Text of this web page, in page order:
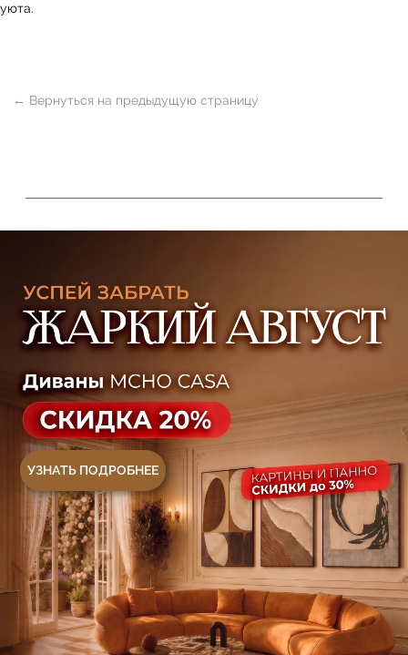
уюта.Оплата и доставка
Политика конфиденциальности
+7 (958) 202-41-41